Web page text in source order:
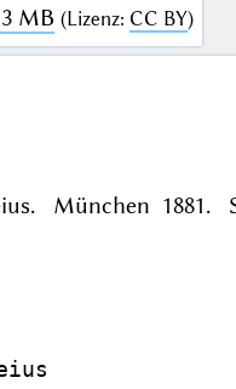
MB (Lizenz: CC BY)
München 1881.